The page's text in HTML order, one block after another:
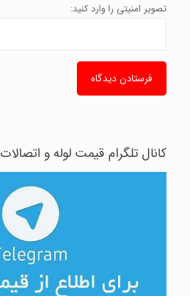
تصویر امنیتی را وارد کنید:
کانال تلگرام قیمت لوله و اتصالات